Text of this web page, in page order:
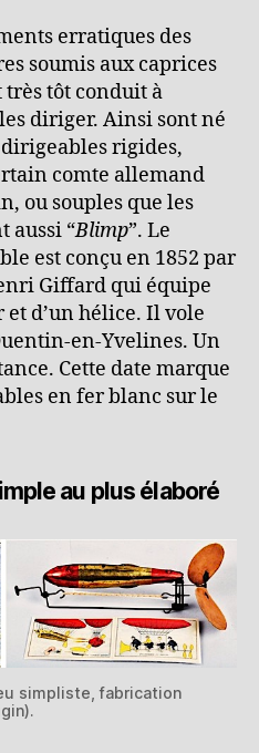
erratiques des
soumis aux caprices
très tôt conduit à
diriger. Ainsi sont né
rigides,
comte allemand
ou souples que les
aussi “Blimp”. Le
est conçu en 1852 par
Giffard qui équipe
d’un hélice. Il vole
en-Yvelines. Un
Cette date marque
en fer blanc sur le
au plus élaboré
simpliste, fabrication